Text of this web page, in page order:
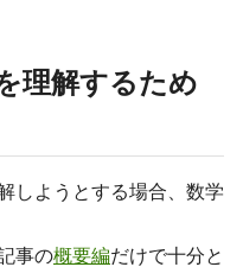
理解するため
しようとする場合、数学
事の概要編だけで十分と